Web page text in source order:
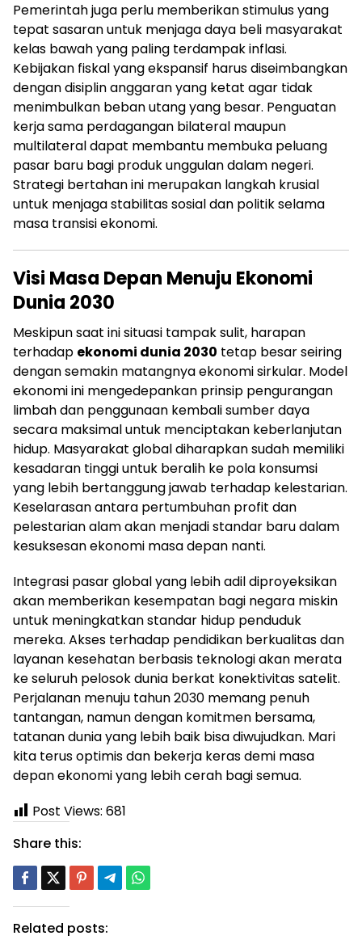
Pemerintah juga perlu memberikan stimulus yang
tepat sasaran untuk menjaga daya beli masyarakat
kelas bawah yang paling terdampak inflasi.
Kebijakan fiskal yang ekspansif harus diseimbangkan
dengan disiplin anggaran yang ketat agar tidak
menimbulkan beban utang yang besar. Penguatan
kerja sama perdagangan bilateral maupun
multilateral dapat membantu membuka peluang
pasar baru bagi produk unggulan dalam negeri.
Strategi bertahan ini merupakan langkah krusial
untuk menjaga stabilitas sosial dan politik selama
masa transisi ekonomi.
Visi Masa Depan Menuju Ekonomi
Dunia 2030
Meskipun saat ini situasi tampak sulit, harapan
terhadap ekonomi dunia 2030 tetap besar seiring
dengan semakin matangnya ekonomi sirkular. Model
ekonomi ini mengedepankan prinsip pengurangan
limbah dan penggunaan kembali sumber daya
secara maksimal untuk menciptakan keberlanjutan
hidup. Masyarakat global diharapkan sudah memiliki
kesadaran tinggi untuk beralih ke pola konsumsi
yang lebih bertanggung jawab terhadap kelestarian.
Keselarasan antara pertumbuhan profit dan
pelestarian alam akan menjadi standar baru dalam
kesuksesan ekonomi masa depan nanti.
Integrasi pasar global yang lebih adil diproyeksikan
akan memberikan kesempatan bagi negara miskin
untuk meningkatkan standar hidup penduduk
mereka. Akses terhadap pendidikan berkualitas dan
layanan kesehatan berbasis teknologi akan merata
ke seluruh pelosok dunia berkat konektivitas satelit.
Perjalanan menuju tahun 2030 memang penuh
tantangan, namun dengan komitmen bersama,
tatanan dunia yang lebih baik bisa diwujudkan. Mari
kita terus optimis dan bekerja keras demi masa
depan ekonomi yang lebih cerah bagi semua.
Post Views: 681
Share this:
Related posts: